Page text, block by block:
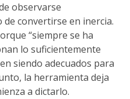
observarse
convertirse en inercia.
“siempre se ha
lo suficientemente
siendo adecuados para
la herramienta deja
a dictarlo.